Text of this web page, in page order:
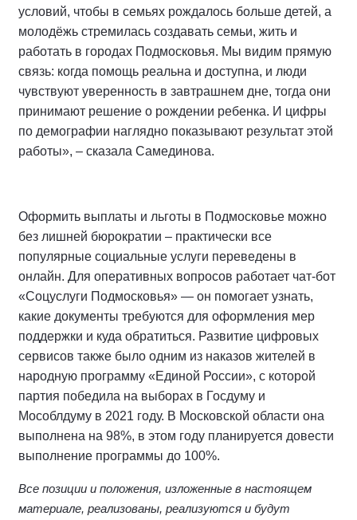
условий, чтобы в семьях рождалось больше детей, а
молодёжь стремилась создавать семьи, жить и
работать в городах Подмосковья. Мы видим прямую
связь: когда помощь реальна и доступна, и люди
чувствуют уверенность в завтрашнем дне, тогда они
принимают решение о рождении ребенка. И цифры
по демографии наглядно показывают результат этой
работы», – сказала Самединова.
Оформить выплаты и льготы в Подмосковье можно
без лишней бюрократии – практически все
популярные социальные услуги переведены в
онлайн. Для оперативных вопросов работает чат-бот
«Соцуслуги Подмосковья» — он помогает узнать,
какие документы требуются для оформления мер
поддержки и куда обратиться. Развитие цифровых
сервисов также было одним из наказов жителей в
народную программу «Единой России», с которой
партия победила на выборах в Госдуму и
Мособлдуму в 2021 году. В Московской области она
выполнена на 98%, в этом году планируется довести
выполнение программы до 100%.
Все позиции и положения, изложенные в настоящем
материале, реализованы, реализуются и будут